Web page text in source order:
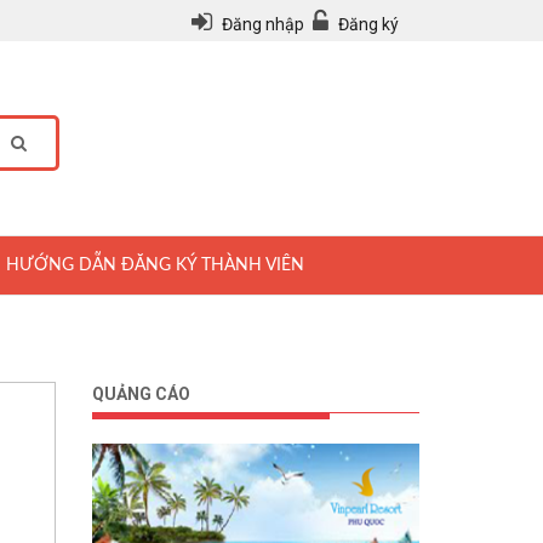
Đăng nhập Đăng ký
HƯỚNG DẪN ĐĂNG KÝ THÀNH VIÊN
QUẢNG CÁO